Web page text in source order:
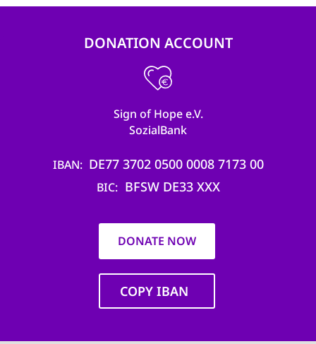
DONATION ACCOUNT
Sign of Hope e.V.
SozialBank
IBAN DE77 3702 0500 0008 7173 00
BIC BFSW DE33 XXX
DONATE NOW
COPY IBAN